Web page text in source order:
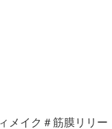
メイク＃筋膜リリー